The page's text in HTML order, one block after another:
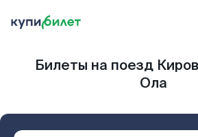
Билеты на поезд
Ола